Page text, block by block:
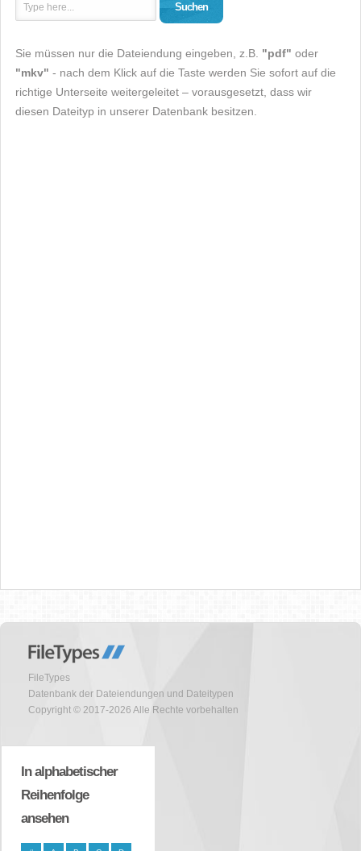
Suchen
Sie müssen nur die Dateiendung eingeben, z.B. "pdf" oder
"mkv" - nach dem Klick auf die Taste werden Sie sofort auf die
richtige Unterseite weitergeleitet – vorausgesetzt, dass wir
diesen Dateityp in unserer Datenbank besitzen.
FileTypes
Datenbank der Dateiendungen und Dateitypen
Copyright © 2017-2026 Alle Rechte vorbehalten
In alphabetischer
Reihenfolge
ansehen